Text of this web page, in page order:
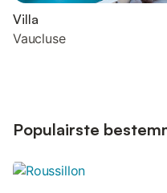
Villa
Vaucluse
Populairste